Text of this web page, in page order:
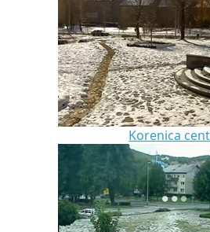
Korenica